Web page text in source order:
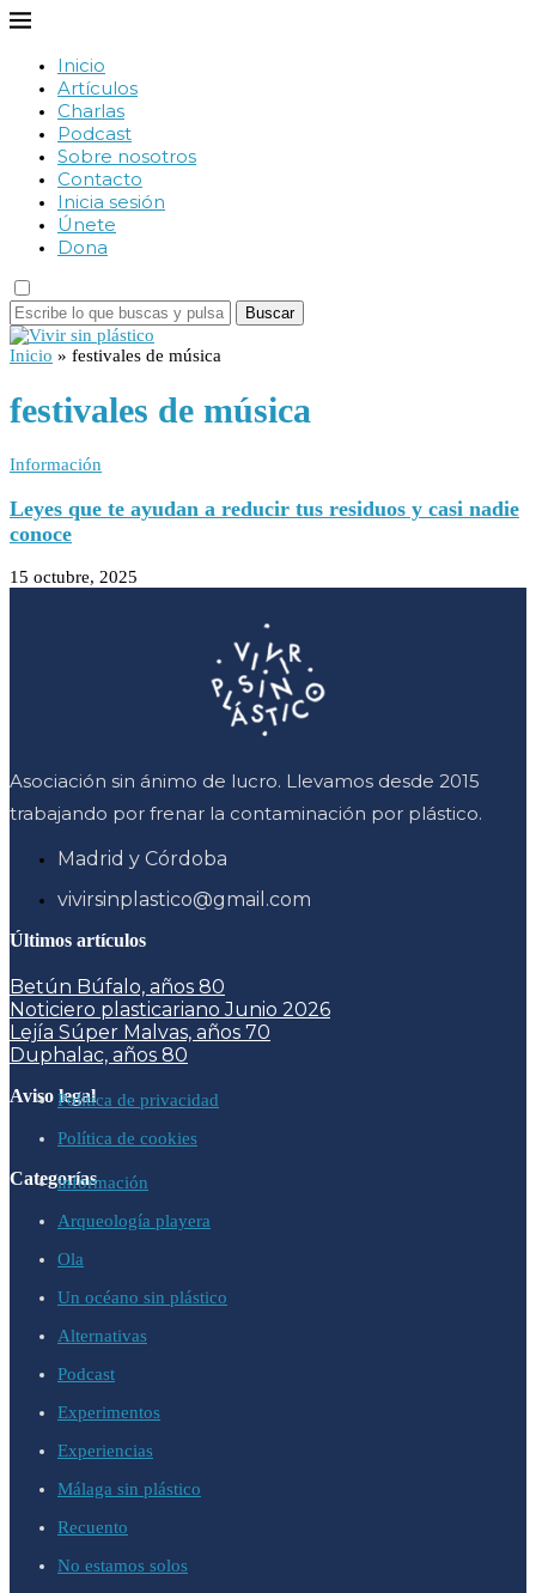
Inicio
Artículos
Charlas
Podcast
Sobre nosotros
Contacto
Inicia sesión
Únete
Dona
Buscar
Inicio » festivales de música
festivales de música
Información
Leyes que te ayudan a reducir tus residuos y casi nadie
conoce
15 octubre, 2025
Asociación sin ánimo de lucro. Llevamos desde 2015
trabajando por frenar la contaminación por plástico.
Madrid y Córdoba
vivirsinplastico@gmail.com
Últimos artículos
Betún Búfalo, años 80
Noticiero plasticariano Junio 2026
Lejía Súper Malvas, años 70
Duphalac, años 80
Aviso legalPolítica de privacidad
Política de cookies
Categoríasinformación
Arqueología playera
Ola
Un océano sin plástico
Alternativas
Podcast
Experimentos
Experiencias
Málaga sin plástico
Recuento
No estamos solos